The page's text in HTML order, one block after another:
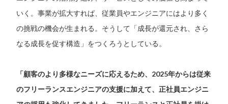
いく。事業が拡大すれば、従業員やエンジニアにはより多く
の挑戦の機会が生まれる。そうして「成長が還元され、さら
なる成長を促す構造」をつくろうとしている。
「顧客のより多様なニーズに応えるため、2025年からは従来
のフリーランスエンジニアの支援に加えて、正社員エンジニ